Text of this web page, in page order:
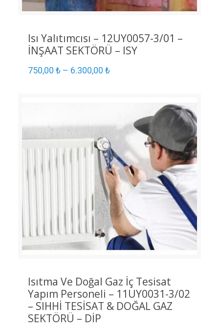
Isı Yalıtımcısı – 12UY0057-3/01 –
İNŞAAT SEKTÖRÜ – ISY
750,00 ₺– 6.300,00 ₺
Isıtma Ve Doğal Gaz İç Tesisat
Yapım Personeli – 11UY0031-3/02
– SIHHİ TESİSAT & DOĞAL GAZ
SEKTÖRÜ – DİP